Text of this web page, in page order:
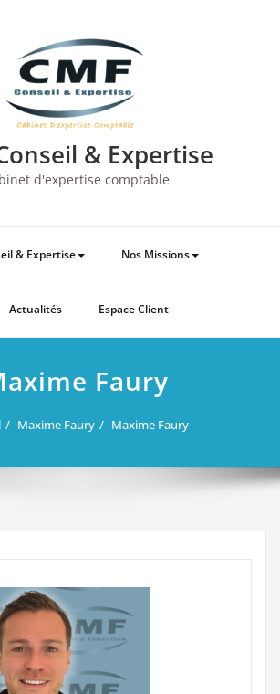
& Expertise
d'expertise comptable
& Expertise Nos Missions
Actualités Espace Client
Faury
Maxime Faury Maxime Faury